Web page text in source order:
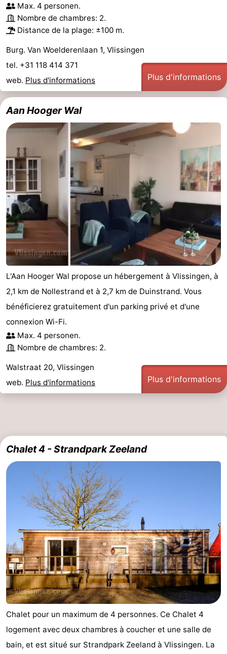
Schouwen-
Duiveland
-
Brouwershaven
-
Zierikzee
-
Nature
Oosterschelde
Burgh
Haamstede
-
Nature
Kop
van
Schouwen
Walcheren
-
Veere
-
Nature
Oranjezon
-
Oostkapelle
-
Nature
de
Mantelingen
-
Domburg
-
Westkapelle
-
Zoutelande
bos
Middelburg
Zeeuws-
Vlaanderen
-
Nieuwvliet
Cadzand
Nature
Het
Zwin
Météo
Contact
Max. 4 personen.
Nombre de chambres: 2.
Distance de la plage: ±100 m.
Burg. Van Woelderenlaan 1, Vlissingen
tel. +31 118 414 371
web. Plus d'informations Plus d'informations
Aan Hooger Wal
L'Aan Hooger Wal propose un hébergement à Vlissingen, à
2,1 km de Nollestrand et à 2,7 km de Duinstrand. Vous
bénéficierez gratuitement d'un parking privé et d'une
connexion Wi-Fi.
Max. 4 personen.
Nombre de chambres: 2.
Walstraat 20, Vlissingen
web. Plus d'informations Plus d'informations
Chalet 4 - Strandpark Zeeland
Chalet pour un maximum de 4 personnes. Ce Chalet 4
logement avec deux chambres à coucher et une salle de
bain, et est situé sur Strandpark Zeeland à Vlissingen. La